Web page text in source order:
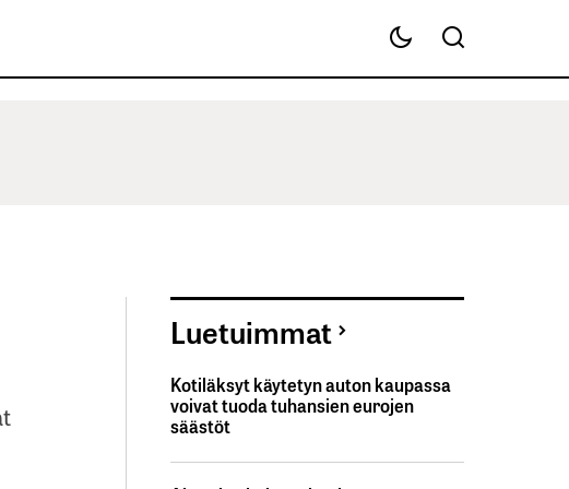
Luetuimmat
Kotiläksyt käytetyn auton kaupassa
voivat tuoda tuhansien eurojen
säästöt